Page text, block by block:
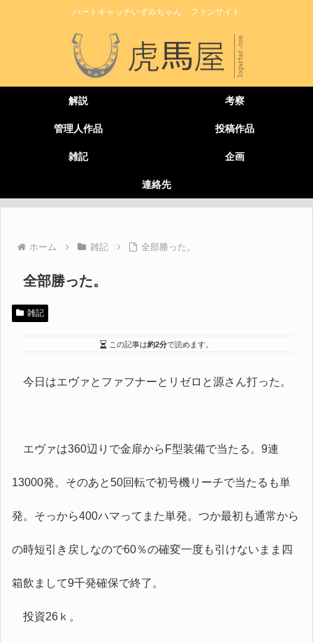
ハートキャッチいずみちゃん ファンサイト
解説 考察
管理人作品 投稿作品
雑記 企画
連絡先
ホーム 雑記 全部勝った。
全部勝った。
雑記
この記事は約2分で読めます。
今日はエヴァとファフナーとリゼロと源さん打った。
エヴァは360辺りで金扉からF型装備で当たる。9連
13000発。そのあと50回転で初号機リーチで当たるも単
発。そっから400ハマってまた単発。つか最初も通常から
の時短引き戻しなので60％の確変一度も引けないまま四
箱飲まして9千発確保で終了。
投資26ｋ。